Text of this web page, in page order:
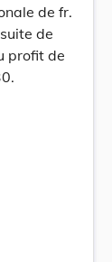
de fr.
de
profit de